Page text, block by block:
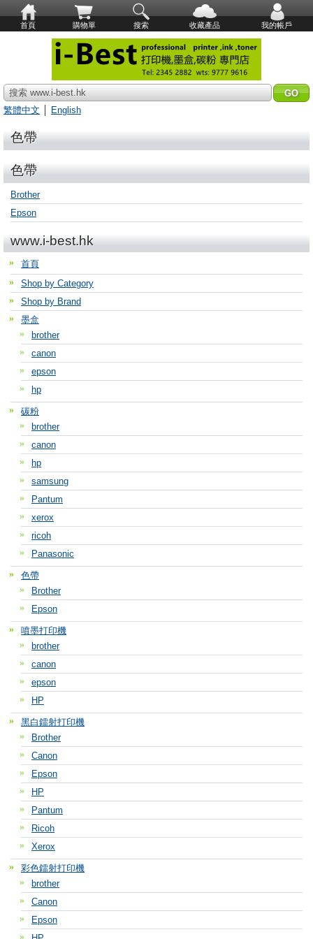
首頁 購物單 搜索 收藏產品 我的帳戶
搜索 www.i-best.hk
繁體中文
English
色帶
色帶
Brother
Epson
www.i-best.hk
首頁
Shop by Category
Shop by Brand
墨盒
brother
canon
epson
hp
碳粉
brother
canon
hp
samsung
Pantum
xerox
ricoh
Panasonic
色帶
Brother
Epson
噴墨打印機
brother
canon
epson
HP
黑白鐳射打印機
Brother
Canon
Epson
HP
Pantum
Ricoh
Xerox
彩色鐳射打印機
brother
Canon
Epson